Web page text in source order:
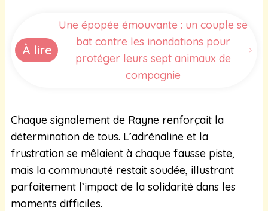
À lire
Une épopée émouvante : un couple se
bat contre les inondations pour
protéger leurs sept animaux de
compagnie
Chaque signalement de Rayne renforçait la
détermination de tous. L’adrénaline et la
frustration se mêlaient à chaque fausse piste,
mais la communauté restait soudée, illustrant
parfaitement l’impact de la solidarité dans les
moments difficiles.